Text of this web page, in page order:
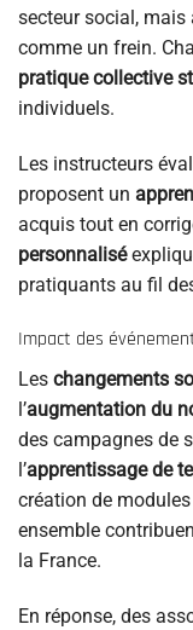
secteur social, mais
comme un frein.
pratique collective
individuels.
Les instructeurs
proposent un
acquis tout en
personnalisé
pratiquants au fil
Impact des
Les changements
l’augmentation du
des campagnes de
l’apprentissage de
création de
ensemble
la France.
En réponse, des